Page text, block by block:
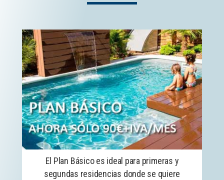
El Plan Básico es ideal para primeras y
segundas residencias donde se quiere